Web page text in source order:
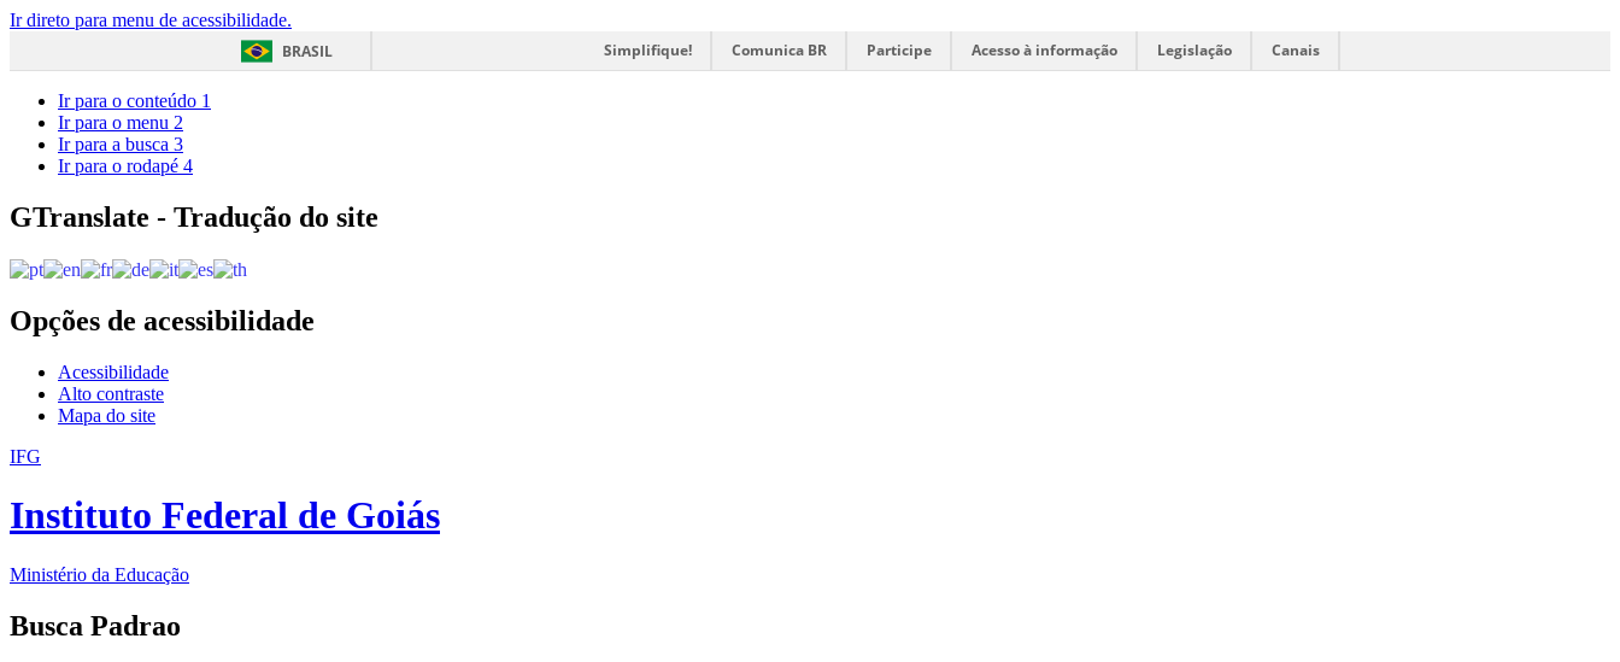
Ir direto para menu de acessibilidade.
BRASIL
Simplifique! Comunica BR Participe Acesso à informação Legislação Canais
Ir para o conteúdo 1
Ir para o menu 2
Ir para a busca 3
Ir para o rodapé 4
GTranslate - Tradução do site
Opções de acessibilidade
Acessibilidade
Alto contraste
Mapa do site
IFG
Instituto Federal de Goiás
Ministério da Educação
Busca Padrao